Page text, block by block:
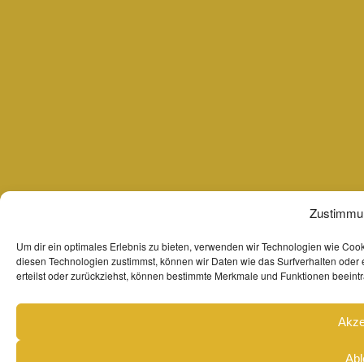
Um dir ein optimales Erlebnis zu bieten, verwenden wir Technologien wie
diesen Technologien zustimmst, können wir Daten wie das Surfverhalten
erteilst oder zurückziehst, können bestimmte Merkmale und Funktionen